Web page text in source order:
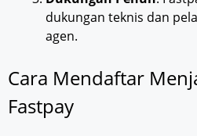
dukungan teknis dan
agen.
Cara Mendaftar
Fastpay